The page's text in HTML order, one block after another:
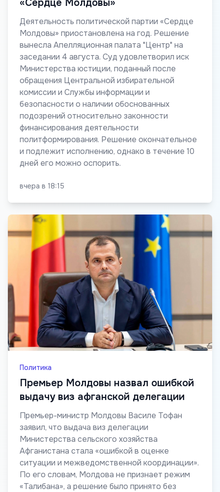
«Сердце Молдовы»
Деятельность политической партии «Сердце
Молдовы» приостановлена на год. Решение
вынесла Апелляционная палата "Центр" на
заседании 4 августа. Суд удовлетворил иск
Министерства юстиции, поданный после
обращения Центральной избирательной
комиссии и Службы информации и
безопасности о наличии обоснованных
подозрений относительно законности
финансирования деятельности
политформирования. Решение окончательное
и подлежит исполнению, однако в течение 10
дней его можно оспорить.
вчера в 18:15
Политика
Премьер Молдовы назвал ошибкой
выдачу виз афганской делегации
Премьер-министр Молдовы Василе Тофан
заявил, что выдача виз делегации
Министерства сельского хозяйства
Афганистана стала «ошибкой в оценке
ситуации и межведомственной координации».
По его словам, Молдова не признает режим
«Талибана», а решение было принято без